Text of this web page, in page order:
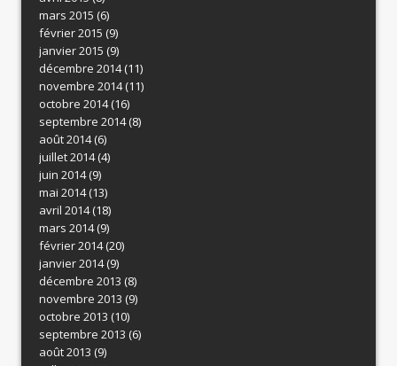
mars 2015 (6)
février 2015 (9)
janvier 2015 (9)
décembre 2014(11)
novembre 2014(11)
octobre 2014(16)
septembre 2014(8)
août 2014(6)
juillet 2014(4)
juin 2014(9)
mai 2014(13)
avril 2014(18)
mars 2014(9)
février 2014(20)
janvier 2014(9)
décembre 2013 (8)
novembre 2013 (9)
octobre 2013 (10)
septembre 2013 (6)
août 2013 (9)